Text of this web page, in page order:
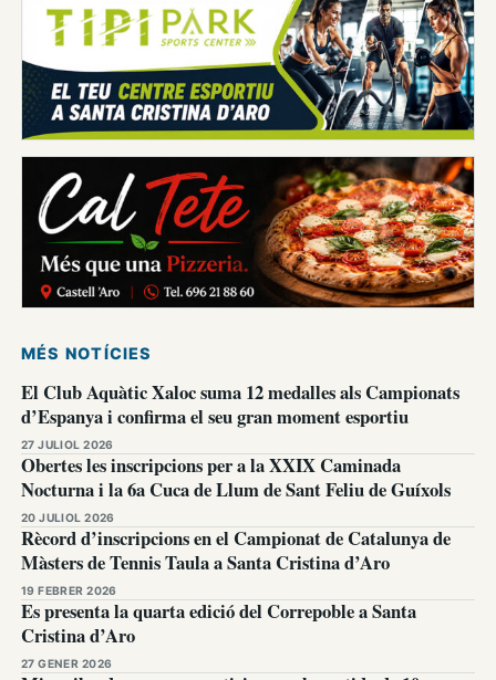
MÉS NOTÍCIES
El Club Aquàtic Xaloc suma 12 medalles als Campionats
d’Espanya i confirma el seu gran moment esportiu
27 JULIOL 2026
Obertes les inscripcions per a la XXIX Caminada
Nocturna i la 6a Cuca de Llum de Sant Feliu de Guíxols
20 JULIOL 2026
Rècord d’inscripcions en el Campionat de Catalunya de
Màsters de Tennis Taula a Santa Cristina d’Aro
19 FEBRER 2026
Es presenta la quarta edició del Correpoble a Santa
Cristina d’Aro
27 GENER 2026